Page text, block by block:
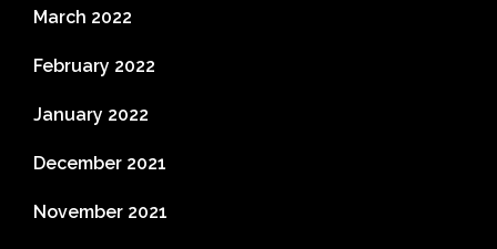
March 2022
February 2022
January 2022
December 2021
November 2021